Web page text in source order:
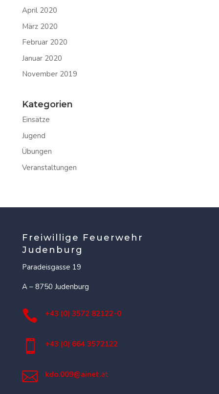
April 2020
März 2020
Februar 2020
Januar 2020
November 2019
Kategorien
Einsätze
Jugend
Übungen
Veranstaltungen
Freiwillige Feuerwehr
Judenburg
Paradeisgasse 19
A – 8750 Judenburg
 +43 (0) 3572 82122-0
 +43 (0) 664 3572122
 kdo.009@ainet.at